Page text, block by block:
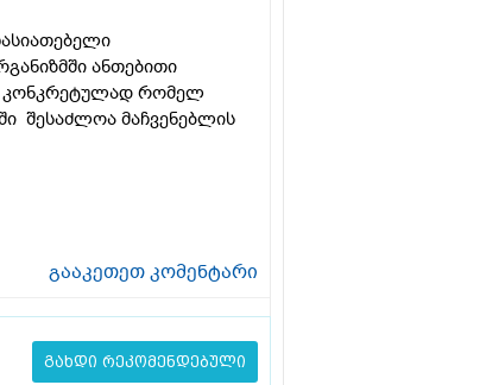
ანთებითი
კონკრეტულად რომელ
შესაძლოა მაჩვენებლის
გააკეთეთ კომენტარი
გახდი რეკომენდებული